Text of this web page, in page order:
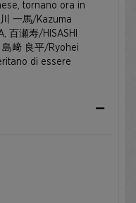
tornano ora in
一馬/Kazuma
百瀬寿/HISASHI
島﨑 良平/Ryohei
di essere